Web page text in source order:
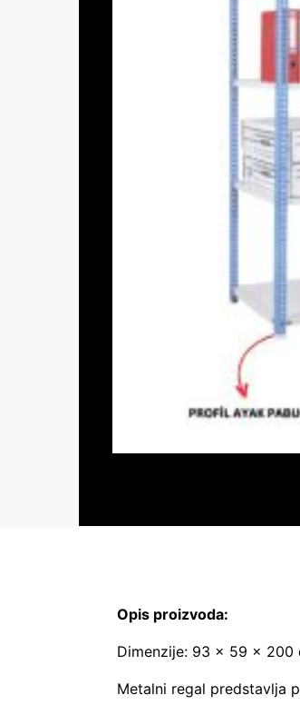
Opis proizvoda:
Dimenzije: 93 × 59 × 200
Metalni regal predstavlja